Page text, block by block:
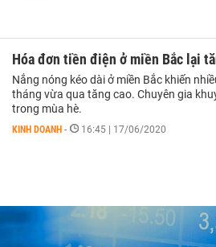
Hóa đơn tiền điện ở miền Bắc lại
Nắng nóng kéo dài ở miền Bắc khiến
tháng vừa qua tăng cao. Chuyên gia
trong mùa hè.
KINH DOANH - 16:45 | 17/06/2020